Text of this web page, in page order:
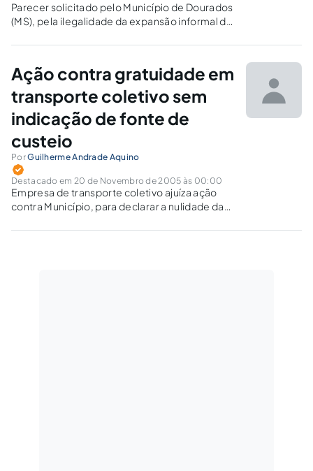
Parecer solicitado pelo Município de Dourados
(MS), pela ilegalidade da expansão informal da
serviço de transporte coletivo além das
Ação contra gratuidade em
transporte coletivo sem
indicação de fonte de
custeio
PorGuilherme Andrade Aquino
Destacado em 20 de Novembro de 2005 às 00:00
Empresa de transporte coletivo ajuíza ação
contra Município, para declarar a nulidade da
indicação da respectiva fonte de custeio.